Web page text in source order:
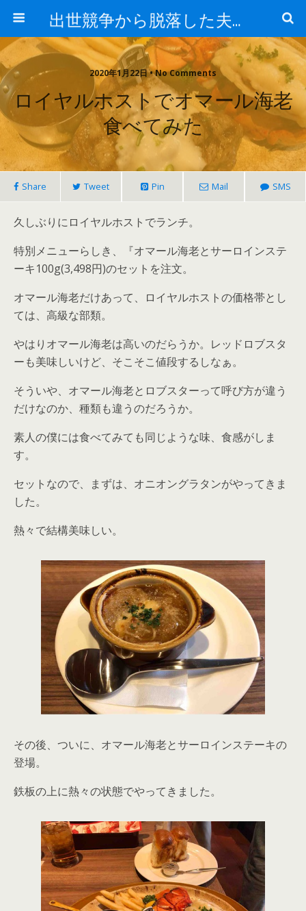
出世競争から脱落した夫と妻の日常
2020年1月22日 • No Comments
ロイヤルホストでオマール海老
食べてみた
Share Tweet Pin Mail SMS
久しぶりにロイヤルホストでランチ。
特別メニューらしき、『オマール海老とサーロインステ
ーキ100g(3,498円)のセットを注文。
オマール海老だけあって、ロイヤルホストの価格帯とし
ては、高級な部類。
やはりオマール海老は高いのだらうか。レッドロブスタ
ーも美味しいけど、そこそこ値段するしなぁ。
そういや、オマール海老とロブスターって呼び方が違う
だけなのか、種類も違うのだろうか。
素人の僕には食べてみても同じような味、食感がしま
す。
セットなので、まずは、オニオングラタンがやってきま
した。
熱々で結構美味しい。
その後、ついに、オマール海老とサーロインステーキの
登場。
鉄板の上に熱々の状態でやってきました。